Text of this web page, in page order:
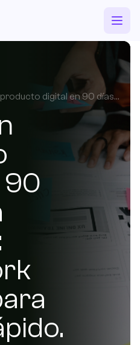
Lanzar un producto digital en 90 días para startups: framework realista para validar rápido.
90